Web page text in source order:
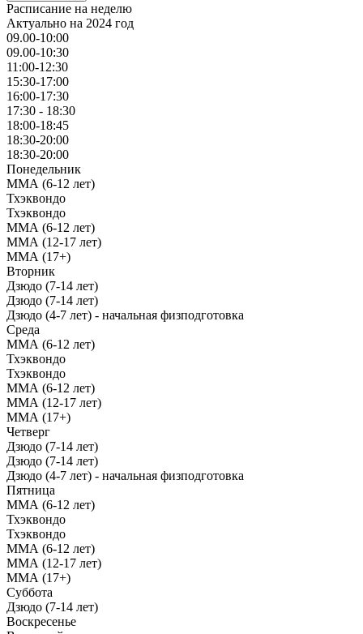
Расписание на неделю
Актуально на 2024 год
09.00-10:00
09.00-10:30
11:00-12:30
15:30-17:00
16:00-17:30
17:30 - 18:30
18:00-18:45
18:30-20:00
18:30-20:00
Понедельник
ММА (6-12 лет)
Тхэквондо
Тхэквондо
ММА (6-12 лет)
ММА (12-17 лет)
ММА (17+)
Вторник
Дзюдо (7-14 лет)
Дзюдо (7-14 лет)
Дзюдо (4-7 лет) - начальная физподготовка
Среда
ММА (6-12 лет)
Тхэквондо
Тхэквондо
ММА (6-12 лет)
ММА (12-17 лет)
ММА (17+)
Четверг
Дзюдо (7-14 лет)
Дзюдо (7-14 лет)
Дзюдо (4-7 лет) - начальная физподготовка
Пятница
ММА (6-12 лет)
Тхэквондо
Тхэквондо
ММА (6-12 лет)
ММА (12-17 лет)
ММА (17+)
Суббота
Дзюдо (7-14 лет)
Воскресенье